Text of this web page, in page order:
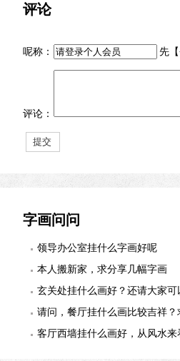
评论
呢称： 先【
评论：
字画问问
领导办公室挂什么字画好呢
本人搬新家，求分享几幅字画
玄关处挂什么画好？还请大家
适合么？
请问，餐厅挂什么画比较吉祥？
客厅西墙挂什么画好，从风水来